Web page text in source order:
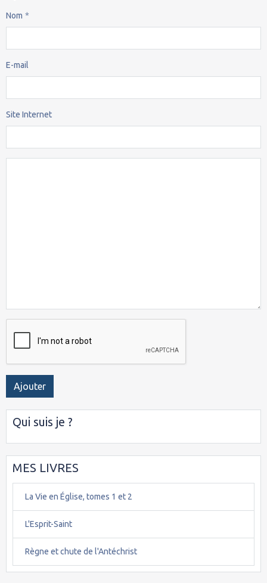
Nom
E-mail
Site Internet
Ajouter
Qui suis je ?
MES LIVRES
La Vie en Église, tomes 1 et 2
L'Esprit-Saint
Règne et chute de l'Antéchrist